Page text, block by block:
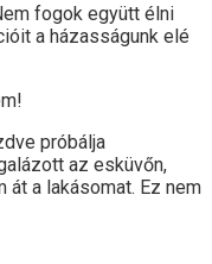
fogok együtt élni
a házasságunk elé
próbálja
az esküvőn,
a lakásomat. Ez nem